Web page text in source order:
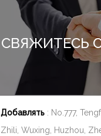
СВЯЖИТЕСЬ
Добавлять : No.777,
Zhili, Wuxing, Huzhou,